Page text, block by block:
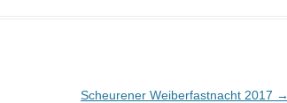
Scheurener Weiberfastnacht 2017 →